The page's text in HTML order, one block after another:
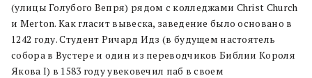
(улицы Голубого Вепря) рядом с колледжами Christ Church
и Merton. Как гласит вывеска, заведение было основано в
1242 году. Студент Ричард Идз (в будущем настоятель
собора в Вустере и один из переводчиков Библии Короля
Якова I) в 1583 году увековечил паб в своем